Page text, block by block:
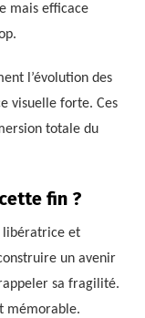
mais efficace
l’évolution des
visuelle forte. Ces
totale du
fin ?
libératrice et
un avenir
sa fragilité.
mémorable.